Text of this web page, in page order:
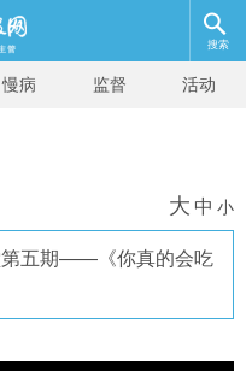
搜索
慢病 监督 活动
大 中 小
第五期——《你真的会吃